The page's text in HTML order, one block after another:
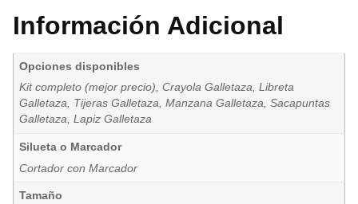
Información Adicional
Opciones disponibles
Kit completo (mejor precio), Crayola Galletaza, Libreta
Galletaza, Tijeras Galletaza, Manzana Galletaza, Sacapuntas
Galletaza, Lapiz Galletaza
Silueta o Marcador
Cortador con Marcador
Tamaño